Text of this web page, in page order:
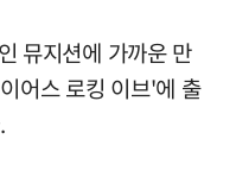
뮤지션에 가까운 만
어스 로킹 이브'에 출